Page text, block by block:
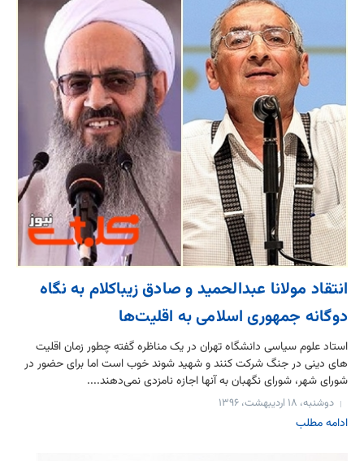
انتقاد مولانا عبدالحمید و صادق زیباکلام به نگاه
دوگانه جمهوری اسلامی به اقلیت‌ها
استاد علوم سیاسی دانشگاه تهران در یک مناظره گفته چطور زمان اقلیت
های دینی در جنگ شرکت کنند و شهید شوند خوب است اما برای حضور در
شورای شهر، شورای نگهبان به آنها اجازه نامزدی نمی‌دهند....
دوشنبه، ۱۸ اردیبهشت، ۱۳۹۶
ادامه مطلب